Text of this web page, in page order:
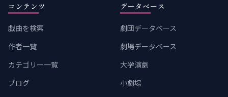
コンテンツ
戯曲を検索
作者一覧
カテゴリー一覧
ブログ
データベース
劇団データベース
劇場データベース
大学演劇
小劇場